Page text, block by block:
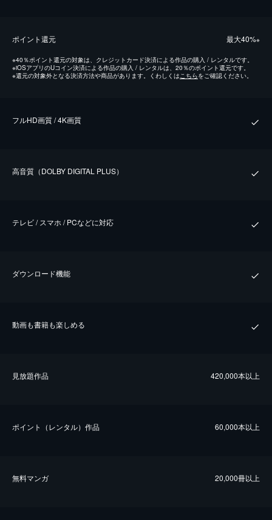
ポイント還元 最⼤40%※
※40％ポイント還元の対象は、クレジットカード決済による作品の購入 / レンタルです。
※iOSアプリのUコイン決済による作品の購入 / レンタルは、20％のポイント還元です。
※還元の対象外となる決済方法や商品があります。くわしくは こちらをご確認ください。
フルHD画質 / 4K画質
⾼⾳質（DOLBY DIGITAL PLUS）
テレビ / スマホ / PCなどに対応
ダウンロード機能
動画も書籍も楽しめる
⾒放題作品 420,000本以上
ポイント（レンタル）作品 60,000本以上
無料マンガ 20,000冊以上